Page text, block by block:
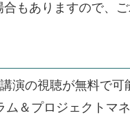
合もありますので、
演の視聴が無料で可
ム＆プロジェクトマ